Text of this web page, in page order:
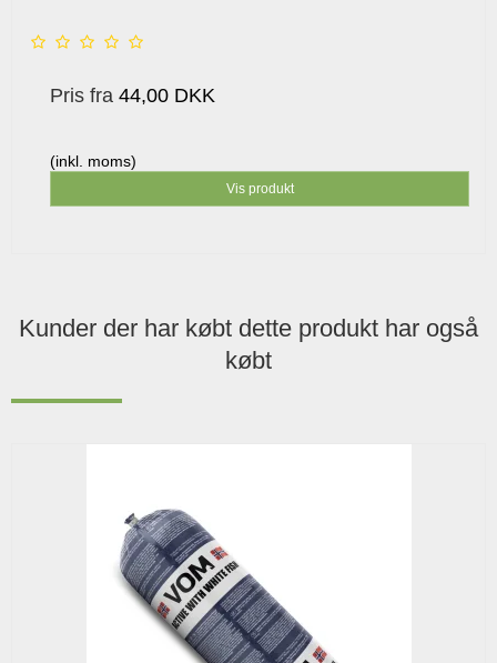
Pris fra 44,00 DKK
(inkl. moms)
Vis produkt
Kunder der har købt dette produkt har også
købt